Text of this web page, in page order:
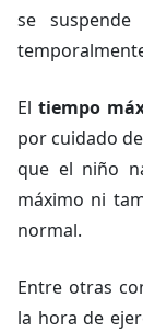
se
El tiempo
por cuidado
que el niño
máximo ni
normal.
Entre otras
la hora de